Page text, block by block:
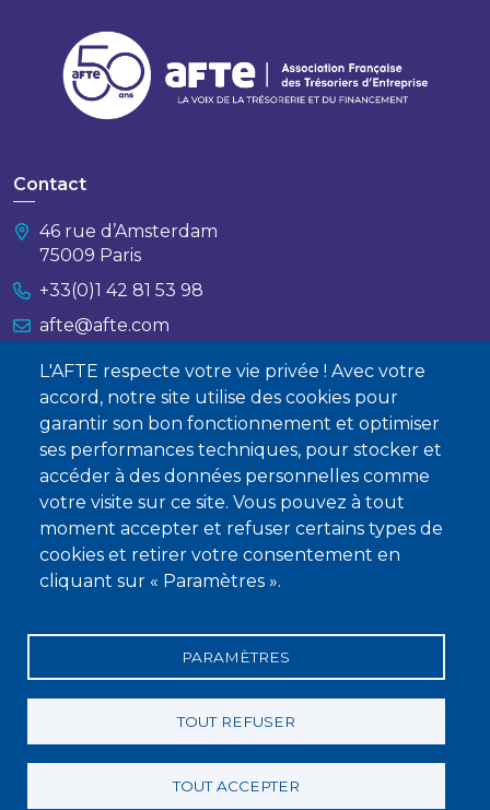
L'AFTE respecte votre vie privée ! Avec votre
accord, notre site utilise des cookies pour
garantir son bon fonctionnement et optimiser
ses performances techniques, pour stocker et
accéder à des données personnelles comme
votre visite sur ce site. Vous pouvez à tout
moment accepter et refuser certains types de
cookies et retirer votre consentement en
cliquant sur « Paramètres ».
PARAMÈTRES
TOUT REFUSER
TOUT ACCEPTER
Contact
46 rue d’Amsterdam
75009 Paris
+33(0)1 42 81 53 98
afte@afte.com
Nous contacter
À propos
Qui sommes-nous ?
Devenir membre
Mentions légales
Conditions générales de vente